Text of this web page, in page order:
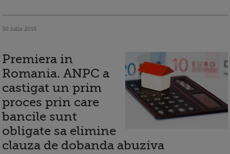
30 iulie 2015
Premiera in
Romania. ANPC a
castigat un prim
proces prin care
bancile sunt
obligate sa elimine
clauza de dobanda abuziva